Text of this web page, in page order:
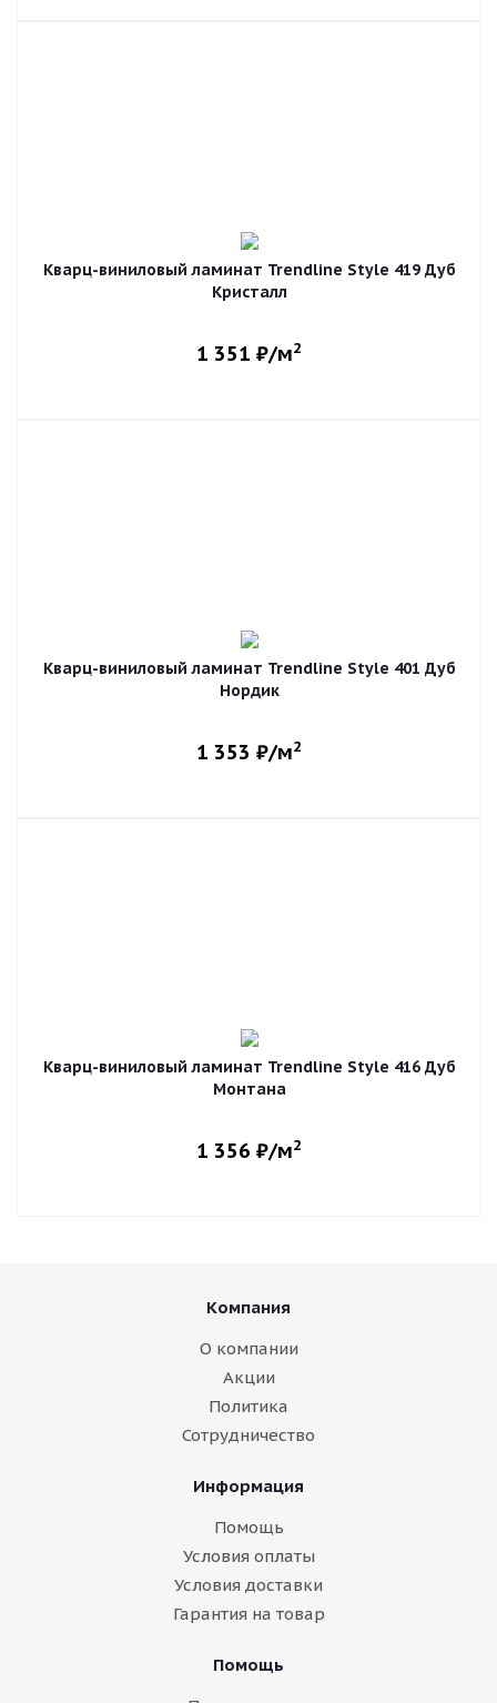
Кварц-виниловый ламинат Trendline Style 419 Дуб
Кристалл
1 351 ₽/м2
Кварц-виниловый ламинат Trendline Style 401 Дуб
Нордик
1 353 ₽/м2
Кварц-виниловый ламинат Trendline Style 416 Дуб
Монтана
1 356 ₽/м2
Компания
О компании
Акции
Политика
Сотрудничество
Информация
Помощь
Условия оплаты
Условия доставки
Гарантия на товар
Помощь